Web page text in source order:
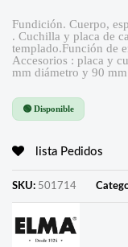
Fundición. Cuerpo,
. Cuchilla y placa de
templado.Función de
Accesorios : placa y
mm diámetro y 90
🟢 Disponible
lista Pedidos
SKU: 501714